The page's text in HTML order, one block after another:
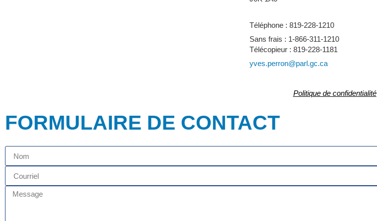
Téléphone : 819-228-1210
Sans frais : 1-866-311-1210
Télécopieur : 819-228-1181
yves.perron@parl.gc.ca
Politique de confidentialité
FORMULAIRE DE CONTACT